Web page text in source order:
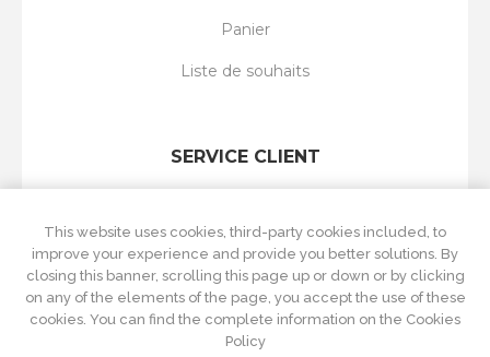
Panier
Liste de souhaits
SERVICE CLIENT
Nouveautés
Récemment vus
Comparer les produits
This website uses cookies, third-party cookies included, to
improve your experience and provide you better solutions. By
closing this banner, scrolling this page up or down or by clicking
on any of the elements of the page, you accept the use of these
cookies. You can find the complete information on the Cookies
Policy